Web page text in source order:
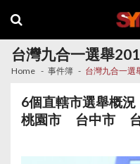
navigation
content
台灣九合一選舉
Home 事件簿 台灣九合一選
6個直轄市選舉概況
桃園市
台中市